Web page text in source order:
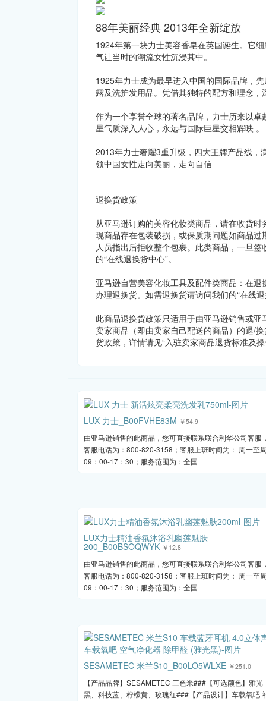
88年美丽经典 2013年全新绽放
1924年第一块力士美容香皂在英国诞生。它
气让当时的潮流女性沉浸其中。
1925年力士成为最早进入中国的国际品牌，
露及洗护发用品。凭借其独特的配方和理念，
作为一个享誉全球的著名品牌，力士历来以卓
星气质深入人心，永远与国际巨星交相辉映 。
2013年力士奢耀3重升级，四大王牌产品线，
领中国女性走向美丽，走向自信
退换货政策
从亚马逊订购的美容化妆类商品，请在收货
现商品存在包装破损，或保质期问题如商品
人员指出后拒收整个包裹。此类商品，一旦
的“在线退换货中心”。
亚马逊自营美容化妆工具及配件类商品：在
办理退换货。如需退换货请访问我们的“在线
此商品退换货政策只适用于由亚马逊销售或
卖家商品（即由卖家自己配送的商品）的退/
货政策，详情请见“入驻卖家商品退货标准及
LUX 力士_B00FVHE83M ￥54.9
由亚马逊销售的此商品，您可直接联系联合利华公司客服
客服电话为：800-820-3158；客服上班时间为： 周一至
09：00-17：30；服务范围为：全国
LUX力士精油香氛沐浴乳幽莲魅肤
200_B00BSOQWYK ￥12.8
由亚马逊销售的此商品，您可直接联系联合利华公司客服
客服电话为：800-820-3158；客服上班时间为： 周一至
09：00-17：30；服务范围为：全国
SESAMETEC 米兰S10_B00LO5WLXE ￥251.0
【产品品牌】SESAMETEC 三色米###【可选颜色】雅光
黑、科技蓝、柠檬黄、玫瑰红###【产品设计】车载氧吧